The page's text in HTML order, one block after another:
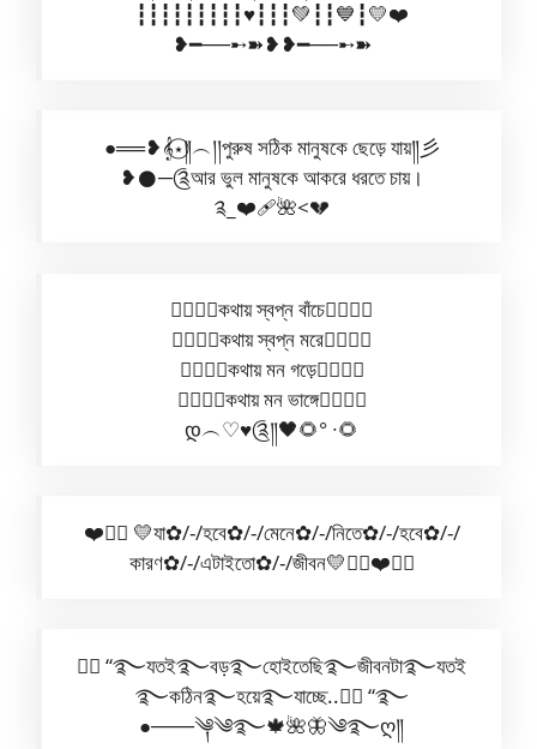
┇┇┇┇┇┇┇┇┇♥️┇┇┇💚┇┇💙┇💛❤️
❥━──➸➽❥❥━──➸➽
●══❥𝄞⋆⃝༎︵།།পুরুষ সঠিক মানুষকে ছেড়ে যায়༎彡
❥𒊹︎─༊আর ভুল মানুষকে আকরে ধরতে চায়।
༉_❤️‍🩹🌺<💔
✿⃟✺⃟কথায় স্বপ্ন বাঁচে✿⃟✺⃟
✿⃟✺⃟কথায় স্বপ্ন মরে✿⃟✺⃟
✿⃟✺⃟কথায় মন গড়ে✿⃟✺⃟
✿⃟✺⃟কথায় মন ভাঙ্গে✿⃟✺⃟
დ︵♡︎♥︎༊༎🖤🌻° ∙🌻
❤️✺⃟ 💛যা✿/-/হবে✿/-/মেনে✿/-/নিতে✿/-/হবে✿/-/
কারণ✿/-/এটাইতো✿/-/জীবন💛✿⃟❤️✺⃟
🧚‍♀️ “࿐যতই࿐বড়࿐হোইতেছি࿐জীবনটা࿐যতই
࿐কঠিন࿐হয়ে࿐যাচ্ছে..🧚‍♀️ “࿐
●───༆༄࿐🍁🌺🦋༄࿐ღ༎